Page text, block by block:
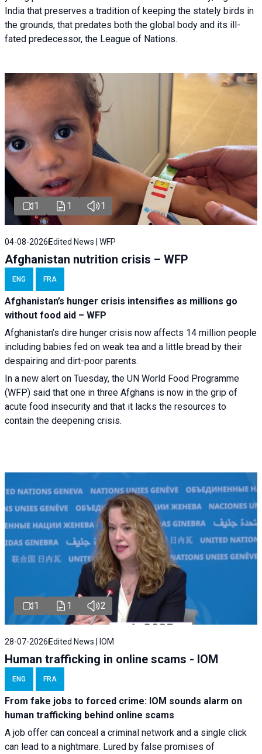
India that preserves a tradition of keeping the stately birds in
the grounds, that predates both the global body and its ill-
fated predecessor, the League of Nations.
1 1 1
04-08-2026 Edited News | WFP
Afghanistan nutrition crisis – WFP
ENG FRA
Afghanistan’s hunger crisis intensifies as millions go
without food aid – WFP
Afghanistan’s dire hunger crisis now affects 14 million people
including babies fed on weak tea and a little bread by their
despairing and dirt-poor parents.
In a new alert on Tuesday, the UN World Food Programme
(WFP) said that one in three Afghans is now in the grip of
acute food insecurity and that it lacks the resources to
contain the deepening crisis.
1 1 2
28-07-2026Edited News | IOM
Human trafficking in online scams - IOM
ENG FRA
From fake jobs to forced crime: IOM sounds alarm on
human trafficking behind online scams
A job offer can conceal a criminal network and a single click
can lead to a nightmare. Lured by false promises of